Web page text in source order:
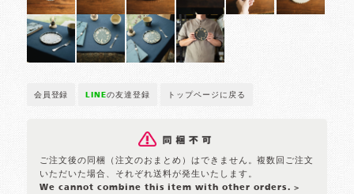
会員登録 LINEの友達登録 トップページに戻る
ご注文後の同梱（注文のおまとめ）はできません。複数回ご注文
いただいた場合、それぞれ送料が発生いたします。
We cannot combine this item with other orders. >